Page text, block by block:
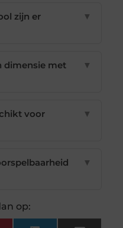
zijn er
▼
dimensie met
▼
voor
▼
▼
op: